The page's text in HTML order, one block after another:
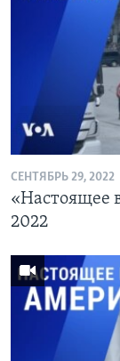
СЕНТЯБРЬ 29, 2022
«Настоящее
2022